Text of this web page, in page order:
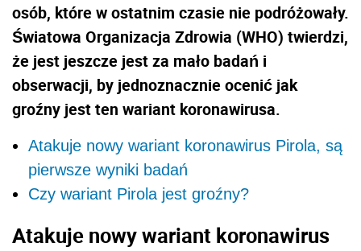
osób, które w ostatnim czasie nie podróżowały.
Światowa Organizacja Zdrowia (WHO) twierdzi,
że jest jeszcze jest za mało badań i
obserwacji, by jednoznacznie ocenić jak
groźny jest ten wariant koronawirusa.
Atakuje nowy wariant koronawirus Pirola, są
pierwsze wyniki badań
Czy wariant Pirola jest groźny?
Atakuje nowy wariant koronawirus